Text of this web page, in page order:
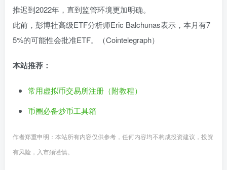
推迟到2022年，直到监管环境更加明确。
此前，彭博社高级ETF分析师Eric Balchunas表示，本月有7
5%的可能性会批准ETF。（Cointelegraph）
本站推荐：
常用虚拟币交易所注册（附教程）
币圈必备炒币工具箱
作者郑重申明：本站所有内容仅供参考，任何内容均不构成投资建议，投资
有风险，入市须谨慎。